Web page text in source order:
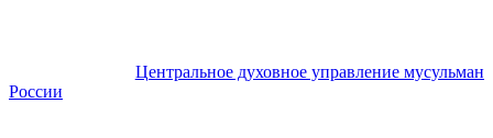
Центральное духовное управление мусульман
России